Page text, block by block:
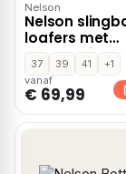
Nelson
Nelson
loafers met
panterprint
37 39 41
+1
vanaf
€ 69,99